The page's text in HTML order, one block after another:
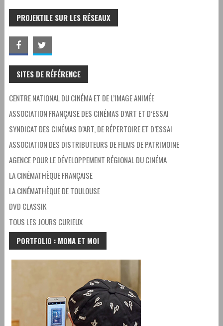
PROJEKTILE SUR LES RÉSEAUX
SITES DE RÉFÉRENCE
CENTRE NATIONAL DU CINÉMA ET DE L’IMAGE ANIMÉE
ASSOCIATION FRANÇAISE DES CINÉMAS D’ART ET D’ESSAI
SYNDICAT DES CINÉMAS D’ART, DE RÉPERTOIRE ET D’ESSAI
ASSOCIATION DES DISTRIBUTEURS DE FILMS DE PATRIMOINE
AGENCE POUR LE DÉVELOPPEMENT RÉGIONAL DU CINÉMA
LA CINÉMATHÈQUE FRANÇAISE
LA CINÉMATHÈQUE DE TOULOUSE
DVD CLASSIK
TOUS LES JOURS CURIEUX
PORTFOLIO : MONA ET MOI